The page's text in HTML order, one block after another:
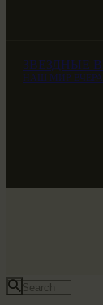
ЗВЕЗДНЫЕ
НАШ МИР